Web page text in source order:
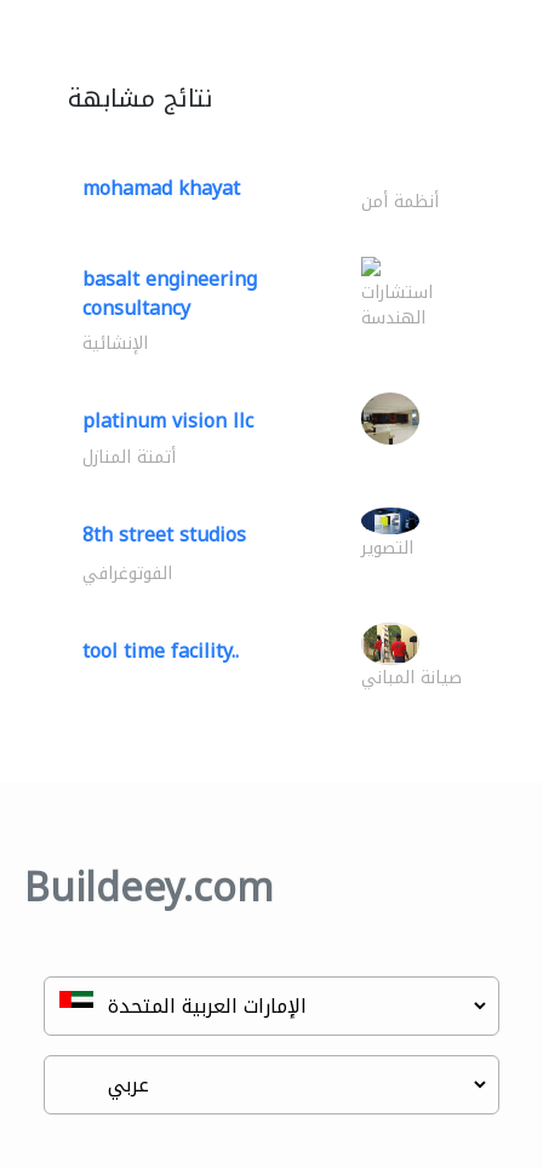
نتائج مشابهة
mohamad khayat أنظمة أمن
basalt engineering
consultancy استشارات
الهندسة
الإنشائية
platinum vision llc
أتمتة المنازل
8th street studios التصوير
الفوتوغرافي
tool time facility..
صيانة المباني
Buildeey.com